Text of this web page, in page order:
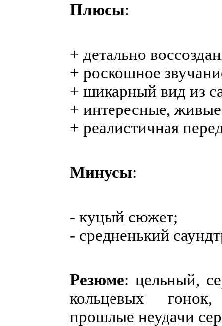
Плюсы:
+ детально
+ роскошное
+ шикарный вид из
+ интересные, живые
+ реалистичная
Минусы:
- куцый сюжет;
- средненький
Резюме: цельный,
кольцевых
прошлые неудачи